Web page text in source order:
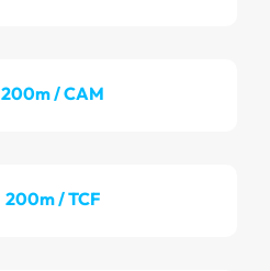
200m / CAM
200m / TCF